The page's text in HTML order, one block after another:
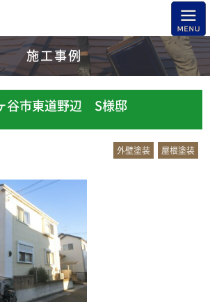
施工事例
谷市東道野辺 S様邸
外壁塗装 屋根塗装